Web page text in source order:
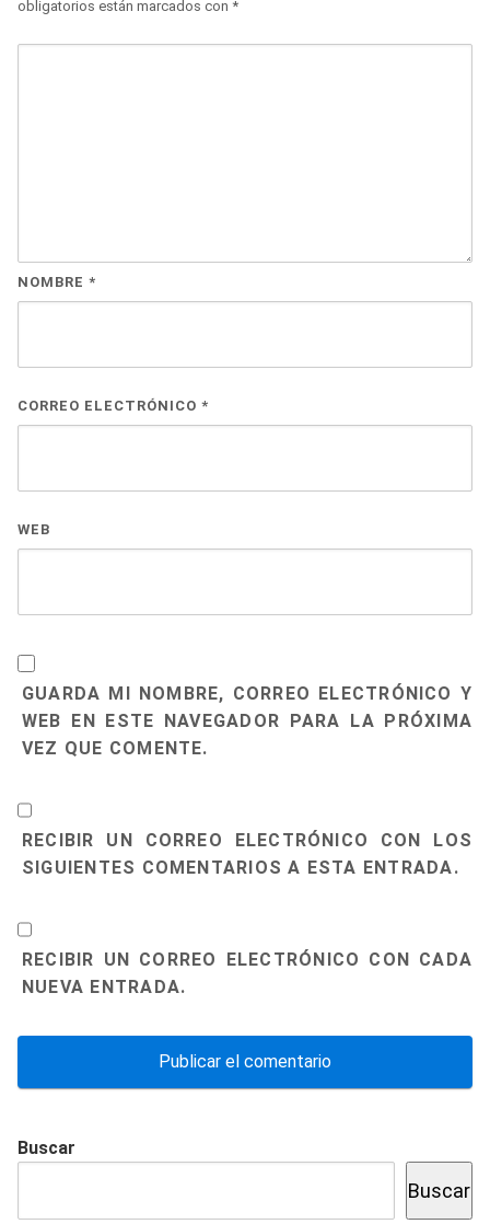
obligatorios están marcados con *
NOMBRE *
CORREO ELECTRÓNICO *
WEB
GUARDA MI NOMBRE, CORREO ELECTRÓNICO Y
WEB EN ESTE NAVEGADOR PARA LA PRÓXIMA
VEZ QUE COMENTE.
RECIBIR UN CORREO ELECTRÓNICO CON LOS
SIGUIENTES COMENTARIOS A ESTA ENTRADA.
RECIBIR UN CORREO ELECTRÓNICO CON CADA
NUEVA ENTRADA.
Buscar
Buscar